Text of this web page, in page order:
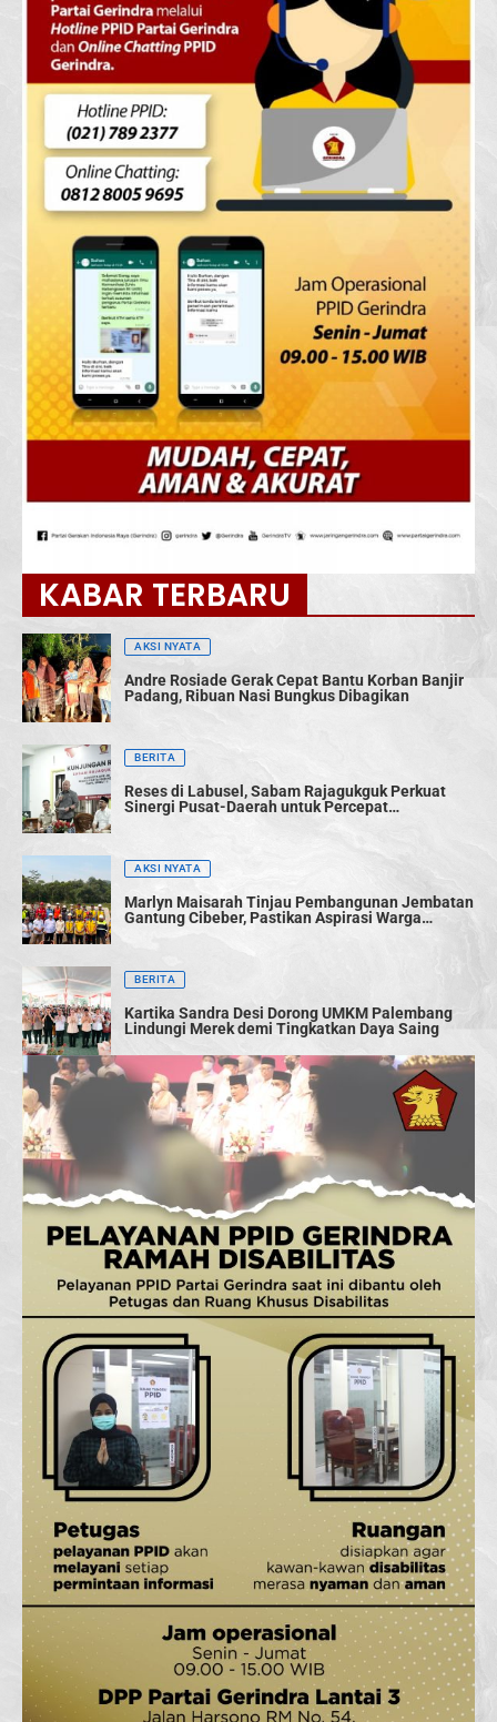
KABAR TERBARU
AKSI NYATA
Andre Rosiade Gerak Cepat Bantu Korban Banjir
Padang, Ribuan Nasi Bungkus Dibagikan
BERITA
Reses di Labusel, Sabam Rajagukguk Perkuat
Sinergi Pusat-Daerah untuk Percepat
AKSI NYATA
Marlyn Maisarah Tinjau Pembangunan Jembatan
Gantung Cibeber, Pastikan Aspirasi Warga
BERITA
Kartika Sandra Desi Dorong UMKM Palembang
Lindungi Merek demi Tingkatkan Daya Saing